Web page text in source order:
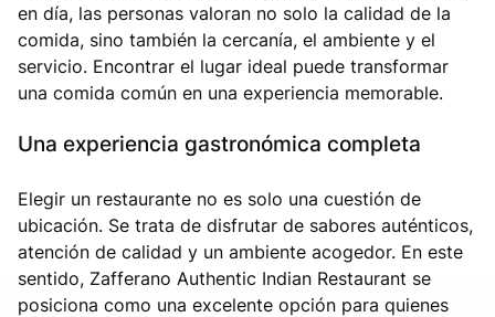
en día, las personas valoran no solo la calidad de la
comida, sino también la cercanía, el ambiente y el
servicio. Encontrar el lugar ideal puede transformar
una comida común en una experiencia memorable.
Una experiencia gastronómica completa
Elegir un restaurante no es solo una cuestión de
ubicación. Se trata de disfrutar de sabores auténticos,
atención de calidad y un ambiente acogedor. En este
sentido, Zafferano Authentic Indian Restaurant se
posiciona como una excelente opción para quienes